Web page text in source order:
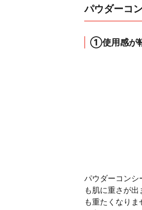
パウダーコ
①使用感が
パウダーコンシ
も肌に重さが
も重たくなり